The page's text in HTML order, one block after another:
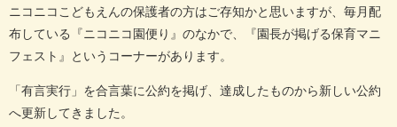
ニコニコこどもえんの保護者の方はご存知かと思いますが、毎月配
布している『ニコニコ園便り』のなかで、『園長が掲げる保育マニ
フェスト』というコーナーがあります。
「有言実行」を合言葉に公約を掲げ、達成したものから新しい公約
へ更新してきました。